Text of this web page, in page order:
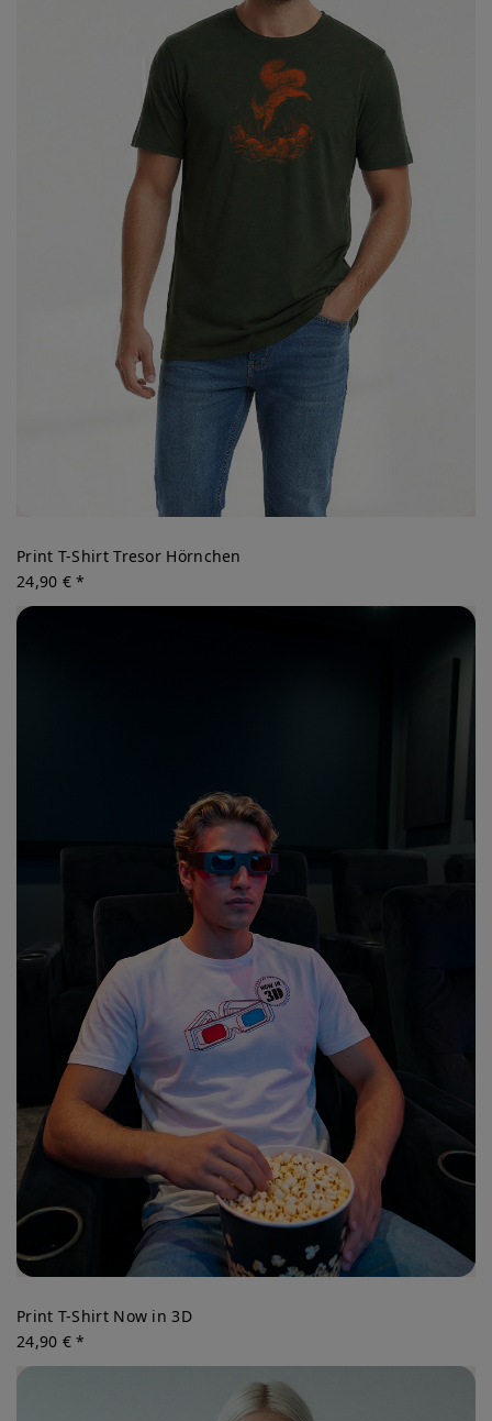
Print T-Shirt Tresor Hörnchen
24,90 € *
Print T-Shirt Now in 3D
24,90 € *